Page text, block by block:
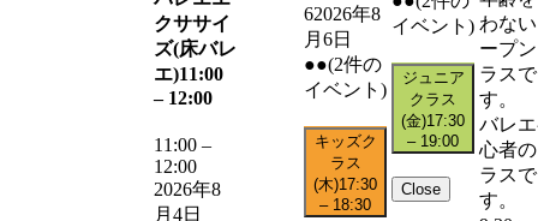
クササイ
ズ(床バレ
エ)11:00
– 12:00
11:00 –
12:00
2026年8
月4日
62026年8
月6日
●●(2件の
イベント)
キッズク
ラス
(木)17:30
– 18:30
イベント)
ジュニア
クラス
(金)17:30
– 19:00
Close
わな
ープ
ラスで
す。
バレ
心者
ラスで
す。